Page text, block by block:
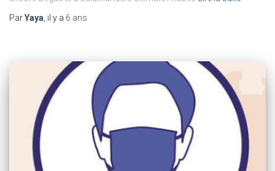
ParYaya, il y a 6 ans